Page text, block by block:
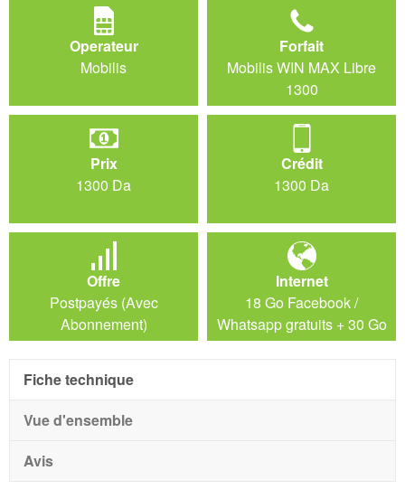
Operateur
Mobilis
Forfait
Mobilis WIN MAX Libre
1300
Prix
1300 Da
Crédit
1300 Da
Offre
Postpayés (Avec
Abonnement)
Internet
18 Go Facebook /
Whatsapp gratuits + 30 Go
de bienvenue valable 60
Fiche technique
Vue d'ensemble
Avis